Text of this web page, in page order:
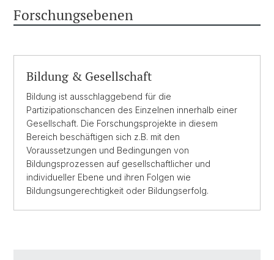
Forschungsebenen
Bildung & Gesellschaft
Bildung ist ausschlaggebend für die
Partizipationschancen des Einzelnen innerhalb einer
Gesellschaft. Die Forschungsprojekte in diesem
Bereich beschäftigen sich z.B. mit den
Voraussetzungen und Bedingungen von
Bildungsprozessen auf gesellschaftlicher und
individueller Ebene und ihren Folgen wie
Bildungsungerechtigkeit oder Bildungserfolg.